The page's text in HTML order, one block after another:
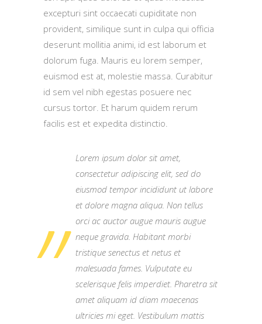
excepturi sint occaecati cupiditate non
provident, similique sunt in culpa qui officia
deserunt mollitia animi, id est laborum et
dolorum fuga. Mauris eu lorem semper,
euismod est at, molestie massa. Curabitur
id sem vel nibh egestas posuere nec
cursus tortor. Et harum quidem rerum
facilis est et expedita distinctio.
Lorem ipsum dolor sit amet,
consectetur adipiscing elit, sed do
eiusmod tempor incididunt ut labore
et dolore magna aliqua. Non tellus
orci ac auctor augue mauris augue
neque gravida. Habitant morbi
tristique senectus et netus et
malesuada fames. Vulputate eu
scelerisque felis imperdiet. Pharetra sit
amet aliquam id diam maecenas
ultricies mi eget. Vestibulum mattis